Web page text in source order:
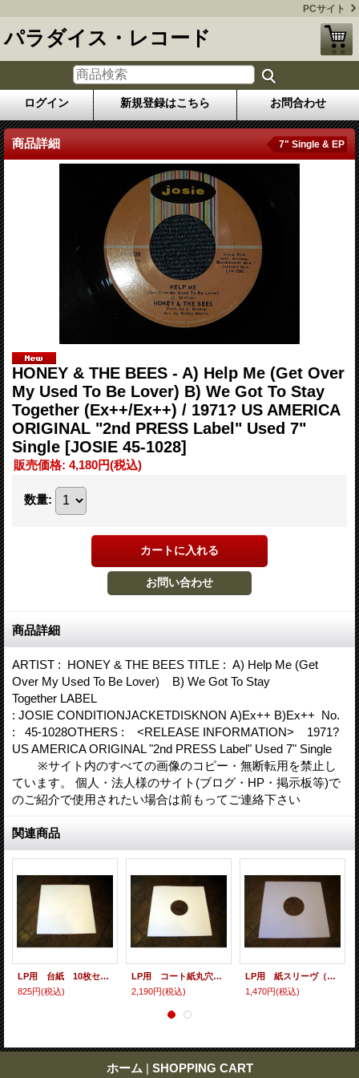
PCサイト
パラダイス・レコード
ログイン 新規登録はこちら お問合わせ
商品詳細 7" Single & EP
HONEY & THE BEES - A) Help Me (Get Over
My Used To Be Lover) B) We Got To Stay
Together (Ex++/Ex++) / 1971? US AMERICA
ORIGINAL "2nd PRESS Label" Used 7"
Single [JOSIE 45-1028]
販売価格: 4,180円(税込)
数量:
商品詳細
ARTIST : HONEY & THE BEES TITLE : A) Help Me (Get
Over My Used To Be Lover) B) We Got To Stay
Together LABEL
: JOSIE CONDITIONJACKETDISKNON A)Ex++ B)Ex++ No.
: 45-1028OTHERS : <RELEASE INFORMATION> 1971?
US AMERICA ORIGINAL "2nd PRESS Label" Used 7" Single
※サイト内のすべての画像のコピー・無断転用を禁止し
ています。 個人・法人様のサイト(ブログ・HP・掲示板等)で
のご紹介で使用されたい場合は前もってご連絡下さい
関連商品
LP用 台紙 10枚セット
825円(税込)
LP用 コート紙丸穴ジャケ 10枚セット
2,190円(税込)
LP用 紙スリーヴ（レギュラー 四角の角） 10枚セット
1,470円(税込)
ホーム | SHOPPING CART